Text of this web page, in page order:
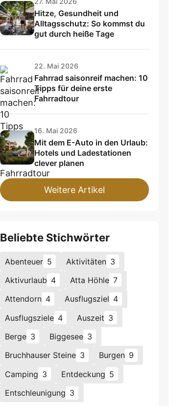
Hitze, Gesundheit und
Alltagsschutz: So kommst du
gut durch heiße Tage
22. Mai 2026
Fahrrad saisonreif machen: 10
Tipps für deine erste
Fahrradtour
16. Mai 2026
Mit dem E-Auto in den Urlaub:
Hotels und Ladestationen
clever planen
Weitere Artikel
Beliebte Stichwörter
Abenteuer 5 Aktivitäten 3
Aktivurlaub 4 Atta Höhle 7
Attendorn 4 Ausflugsziel 4
Ausflugsziele 4 Auszeit 3
Berge 3 Biggesee 3
Bruchhauser Steine 3 Burgen 9
Camping 3 Entdeckung 5
Entschleunigung 3